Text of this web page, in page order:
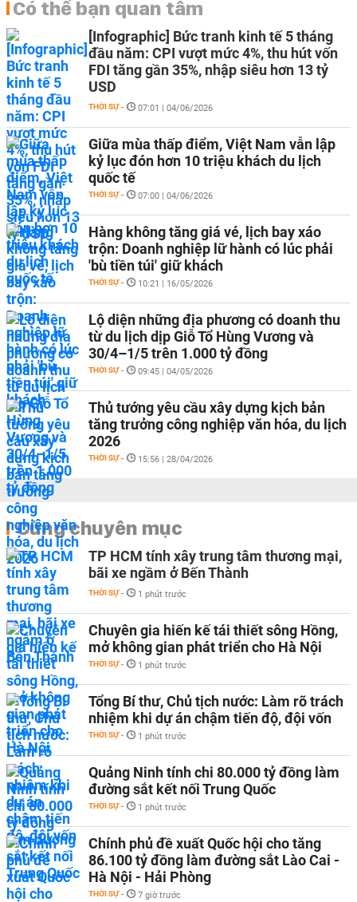
Có thể bạn quan tâm
[Infographic] Bức tranh kinh tế 5 tháng
đầu năm: CPI vượt mức 4%, thu hút vốn
FDI tăng gần 35%, nhập siêu hơn 13 tỷ
USD
THỜI SỰ - 07:01 | 04/06/2026
Giữa mùa thấp điểm, Việt Nam vẫn lập
kỷ lục đón hơn 10 triệu khách du lịch
quốc tế
THỜI SỰ - 07:00 | 04/06/2026
Hàng không tăng giá vé, lịch bay xáo
trộn: Doanh nghiệp lữ hành có lúc phải
'bù tiền túi' giữ khách
THỜI SỰ - 10:21 | 16/05/2026
Lộ diện những địa phương có doanh thu
từ du lịch dịp Giỗ Tổ Hùng Vương và
30/4–1/5 trên 1.000 tỷ đồng
THỜI SỰ - 09:45 | 04/05/2026
Thủ tướng yêu cầu xây dựng kịch bản
tăng trưởng công nghiệp văn hóa, du lịch
2026
THỜI SỰ - 15:56 | 28/04/2026
Cùng chuyên mục
TP HCM tính xây trung tâm thương mại,
bãi xe ngầm ở Bến Thành
THỜI SỰ - 1 phút trước
Chuyên gia hiến kế tái thiết sông Hồng,
mở không gian phát triển cho Hà Nội
THỜI SỰ - 1 phút trước
Tổng Bí thư, Chủ tịch nước: Làm rõ trách
nhiệm khi dự án chậm tiến độ, đội vốn
THỜI SỰ - 1 phút trước
Quảng Ninh tính chi 80.000 tỷ đồng làm
đường sắt kết nối Trung Quốc
THỜI SỰ - 1 phút trước
Chính phủ đề xuất Quốc hội cho tăng
86.100 tỷ đồng làm đường sắt Lào Cai -
Hà Nội - Hải Phòng
THỜI SỰ - 7 giờ trước